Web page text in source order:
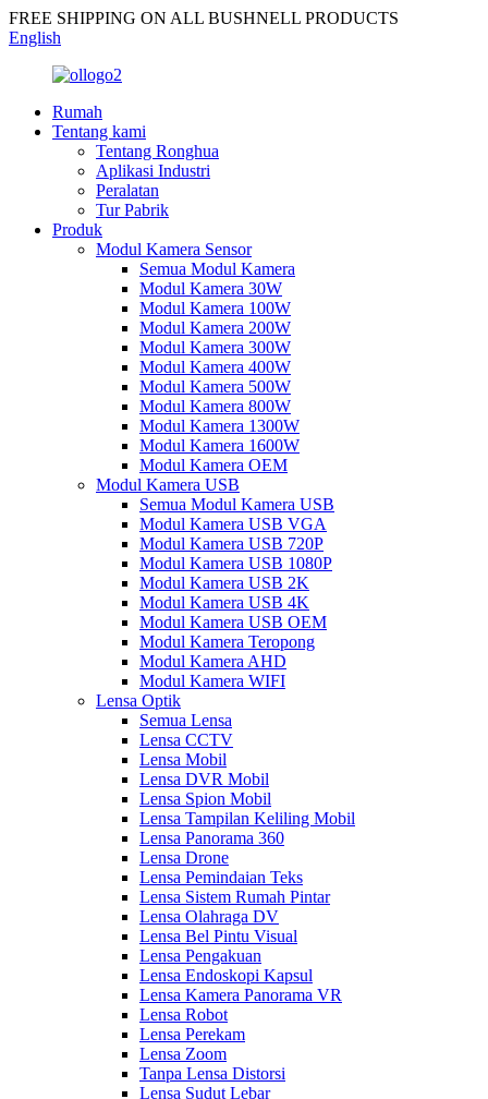
FREE SHIPPING ON ALL BUSHNELL PRODUCTS
English
Rumah
Tentang kami
Tentang Ronghua
Aplikasi Industri
Peralatan
Tur Pabrik
Produk
Modul Kamera Sensor
Semua Modul Kamera
Modul Kamera 30W
Modul Kamera 100W
Modul Kamera 200W
Modul Kamera 300W
Modul Kamera 400W
Modul Kamera 500W
Modul Kamera 800W
Modul Kamera 1300W
Modul Kamera 1600W
Modul Kamera OEM
Modul Kamera USB
Semua Modul Kamera USB
Modul Kamera USB VGA
Modul Kamera USB 720P
Modul Kamera USB 1080P
Modul Kamera USB 2K
Modul Kamera USB 4K
Modul Kamera USB OEM
Modul Kamera Teropong
Modul Kamera AHD
Modul Kamera WIFI
Lensa Optik
Semua Lensa
Lensa CCTV
Lensa Mobil
Lensa DVR Mobil
Lensa Spion Mobil
Lensa Tampilan Keliling Mobil
Lensa Panorama 360
Lensa Drone
Lensa Pemindaian Teks
Lensa Sistem Rumah Pintar
Lensa Olahraga DV
Lensa Bel Pintu Visual
Lensa Pengakuan
Lensa Endoskopi Kapsul
Lensa Kamera Panorama VR
Lensa Robot
Lensa Perekam
Lensa Zoom
Tanpa Lensa Distorsi
Lensa Sudut Lebar